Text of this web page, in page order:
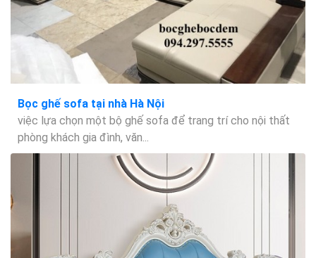
Bọc ghế sofa tại nhà Hà Nội
việc lựa chọn một bộ ghế sofa để trang trí cho nội thất
phòng khách gia đình, văn...